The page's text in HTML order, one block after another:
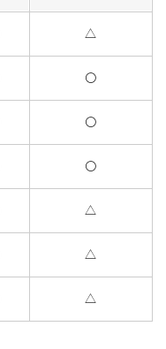
△
〇
〇
〇
△
△
△